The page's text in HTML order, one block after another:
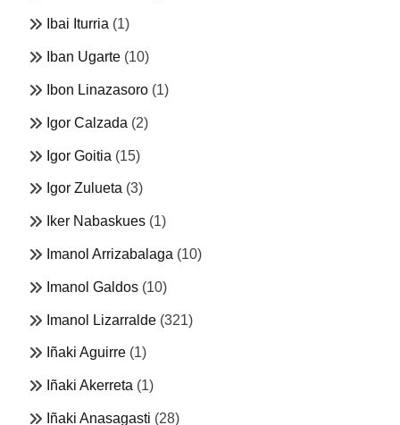
Ibai Iturria (1)
Iban Ugarte (10)
Ibon Linazasoro (1)
Igor Calzada (2)
Igor Goitia (15)
Igor Zulueta (3)
Iker Nabaskues (1)
Imanol Arrizabalaga (10)
Imanol Galdos (10)
Imanol Lizarralde (321)
Iñaki Aguirre (1)
Iñaki Akerreta (1)
Iñaki Anasagasti (28)